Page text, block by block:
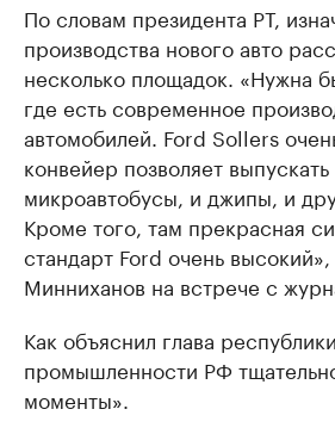
По словам президента РТ,
производства нового авто
несколько площадок. «Нужна
где есть современное
автомобилей. Ford Sollers
конвейер позволяет выпускать
микроавтобусы, и джипы, и
Кроме того, там прекрасная
стандарт Ford очень высокий»,
Минниханов на встрече с
Как объяснил глава
промышленности РФ
моменты».